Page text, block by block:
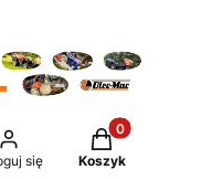
się
Produkty w
Koszyk